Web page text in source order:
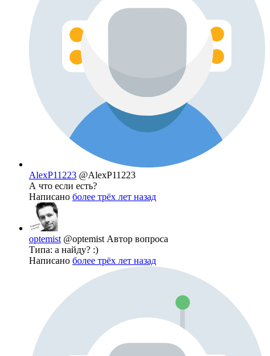
AlexP11223 @AlexP11223
А что если есть?
Написано более трёх лет назад
optemist @optemistАвтор вопроса
Типа: а найду? :)
Написано более трёх лет назад